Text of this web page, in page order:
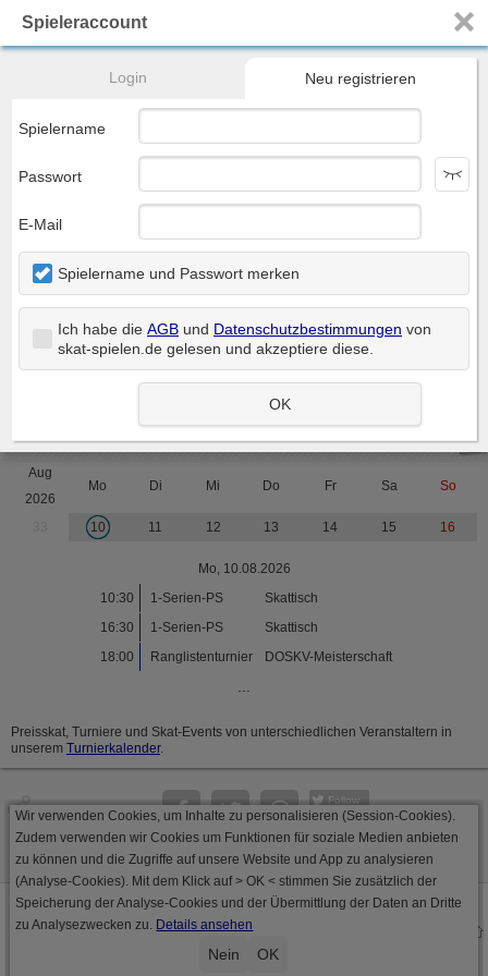
Registrieren
Neu registrieren...Dialog öffnen
> Termine iCal
Aug
2026
Mo Di Mi Do Fr Sa So
10 11 12 13 14 15 16
Mo, 10.08.2026
10:30
1-Serien-PS
Skattisch
16:30
1-Serien-PS
Skattisch
18:00
Ranglistenturnier DOSKV-Meisterschaft
Preisskat, Turniere und Skat-Events von unterschiedlichen Veranstaltern in
unserem Turnierkalender.
Follow
Seite
Datenschutz AGB
Impressum
© 2000 - 2026 skat-spielen.de
· Serverversion: 2026 6.241 · registrierte Spieler: 501.088 ·
Wir verwenden Cookies, um Inhalte zu personalisieren (Session-Cookies).
Zudem verwenden wir Cookies um Funktionen für soziale Medien anbieten
zu können und die Zugriffe auf unsere Website und App zu analysieren
(Analyse-Cookies). Mit dem Klick auf> OK < stimmen Sie zusätzlich der
Speicherung der Analyse-Cookies und der Übermittlung der Daten an Dritte
zu Analysezwecken zu. Details ansehen
Nein OK
Spieleraccount
Login Neu registrieren
Spielername
Passwort
E-Mail
Spielername und Passwort merken
Ich habe die AGB und Datenschutzbestimmungen von
skat-spielen.de gelesen und akzeptiere diese
OK